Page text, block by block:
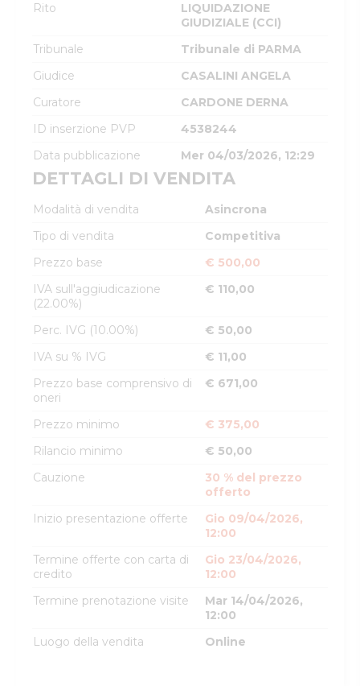
Rito
LIQUIDAZIONE
GIUDIZIALE (CCI)
Tribunale
Tribunale di PARMA
Giudice
CASALINI ANGELA
Curatore
CARDONE DERNA
ID inserzione PVP
4538244
Data pubblicazione
Mer 04/03/2026, 12:29
DETTAGLI DI VENDITA
Modalità di vendita
Asincrona
Tipo di vendita
Competitiva
Prezzo base
€ 500,00
IVA sull'aggiudicazione
(22.00%)
€ 110,00
Perc. IVG (10.00%)
€ 50,00
IVA su % IVG
€ 11,00
Prezzo base comprensivo di
oneri
€ 671,00
Prezzo minimo
€ 375,00
Rilancio minimo
€ 50,00
Cauzione
30 % del prezzo
offerto
Inizio presentazione offerte
Gio 09/04/2026,
12:00
Termine offerte con carta di
credito
Gio 23/04/2026,
12:00
Termine prenotazione visite
Mar 14/04/2026,
12:00
Luogo della vendita
Online